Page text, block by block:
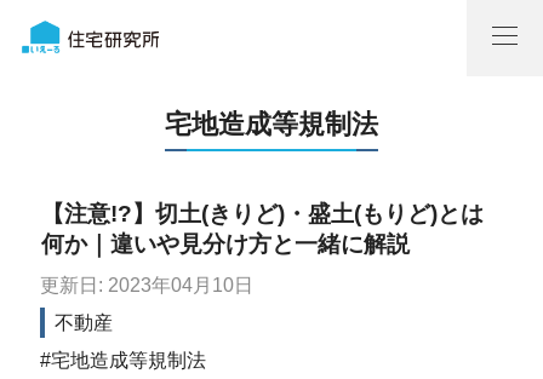
宅地造成等規制法
【注意!?】切土(きりど)・盛土(もりど)とは
何か｜違いや見分け方と一緒に解説
更新日: 2023年04月10日
不動産
宅地造成等規制法